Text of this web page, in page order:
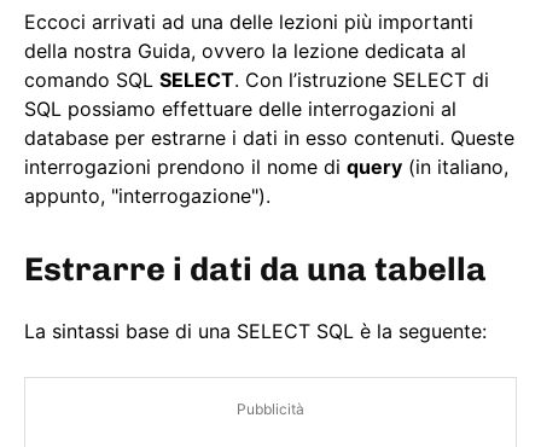
Eccoci arrivati ad una delle lezioni più importanti
della nostra Guida, ovvero la lezione dedicata al
comando SQL SELECT. Con l’istruzione SELECT di
SQL possiamo effettuare delle interrogazioni al
database per estrarne i dati in esso contenuti. Queste
interrogazioni prendono il nome di query (in italiano,
appunto, "interrogazione").
Estrarre i dati da una tabella
La sintassi base di una SELECT SQL è la seguente:
Pubblicità